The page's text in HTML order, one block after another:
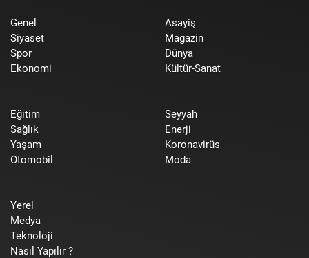
Genel
Siyaset
Spor
Ekonomi
Asayiş
Magazin
Dünya
Kültür-Sanat
Eğitim
Sağlık
Yaşam
Otomobil
Seyyah
Enerji
Koronavirüs
Moda
Yerel
Medya
Teknoloji
Nasıl Yapılır ?